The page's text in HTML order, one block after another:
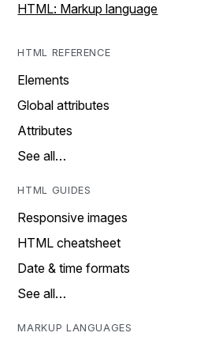
HTML: Markup language
HTML REFERENCE
Elements
Global attributes
Attributes
See all…
HTML GUIDES
Responsive images
HTML cheatsheet
Date & time formats
See all…
MARKUP LANGUAGES